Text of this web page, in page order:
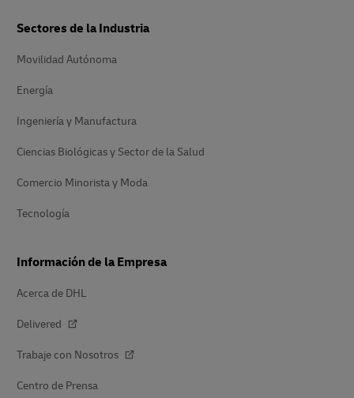
Sectores de la Industria
Movilidad Autónoma
Energía
Ingeniería y Manufactura
Ciencias Biológicas y Sector de la Salud
Comercio Minorista y Moda
Tecnología
Información de la Empresa
Acerca de DHL
Delivered
Trabaje con Nosotros
Centro de Prensa